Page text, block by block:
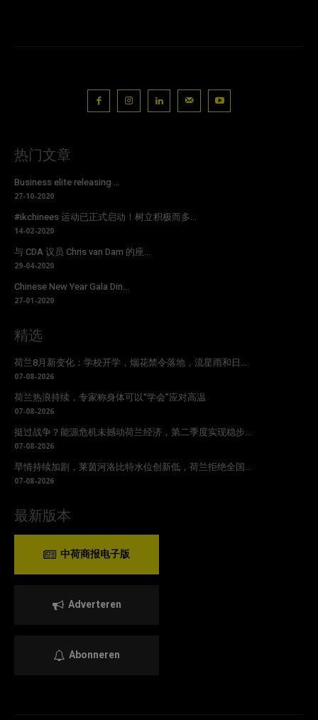
热门文章
Business elite releasing ...
27-10-2020
#ikchinees 运动已正式启动！树立积极而多...
14-02-2020
与 CDA 议员 Chris van Dam 的座...
29-04-2020
Chinese New Year Gala Din...
27-01-2020
精选
荷兰8月新变化：学校开学，烟花禁令落地，流星雨和日...
07-08-2026
荷兰热浪持续，专家称身体可以“学会”应对高温
07-08-2026
挺过战争？能源危机未撼动荷兰经济，第二季度实现稳步...
07-08-2026
旱情持续加剧，莱茵河洛比特水位创新低，荷兰拒绝全国...
07-08-2026
最新版本
中荷商报电子版
Adverteren
Abonneren